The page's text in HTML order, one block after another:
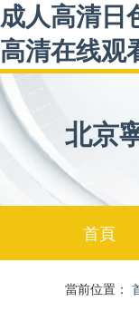
成人高清日
高清在线观
北京
首頁
當前位置：